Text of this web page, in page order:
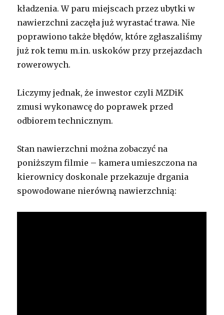
kładzenia. W paru miejscach przez ubytki w
nawierzchni zaczęła już wyrastać trawa. Nie
poprawiono także błędów, które zgłaszaliśmy
już rok temu m.in. uskoków przy przejazdach
rowerowych.
Liczymy jednak, że inwestor czyli MZDiK
zmusi wykonawcę do poprawek przed
odbiorem technicznym.
Stan nawierzchni można zobaczyć na
poniższym filmie – kamera umieszczona na
kierownicy doskonale przekazuje drgania
spowodowane nierówną nawierzchnią: